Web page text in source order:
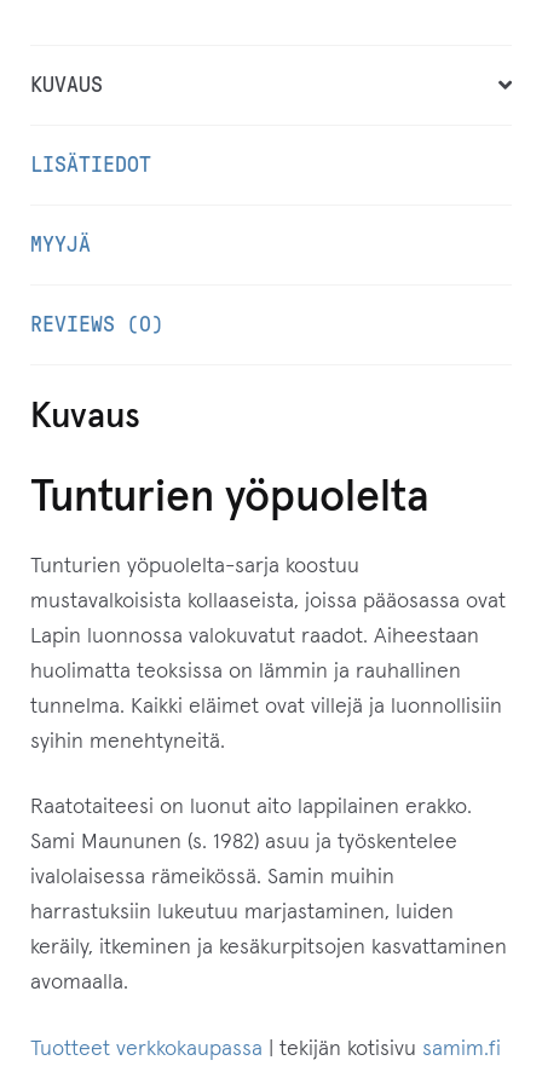
KUVAUS
LISÄTIEDOT
MYYJÄ
REVIEWS (0)
Kuvaus
Tunturien yöpuolelta
Tunturien yöpuolelta-sarja koostuu
mustavalkoisista kollaaseista, joissa pääosassa ovat
Lapin luonnossa valokuvatut raadot. Aiheestaan
huolimatta teoksissa on lämmin ja rauhallinen
tunnelma. Kaikki eläimet ovat villejä ja luonnollisiin
syihin menehtyneitä.
Raatotaiteesi on luonut aito lappilainen erakko.
Sami Maununen (s. 1982) asuu ja työskentelee
ivalolaisessa rämeikössä. Samin muihin
harrastuksiin lukeutuu marjastaminen, luiden
keräily, itkeminen ja kesäkurpitsojen kasvattaminen
avomaalla.
Tuotteet verkkokaupassa | tekijän kotisivu samim.fi